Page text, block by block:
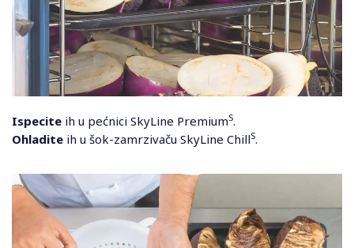
Ispecite ih u pećnici SkyLine PremiumS.
Ohladite ih u šok-zamrzivaču SkyLine ChillS.